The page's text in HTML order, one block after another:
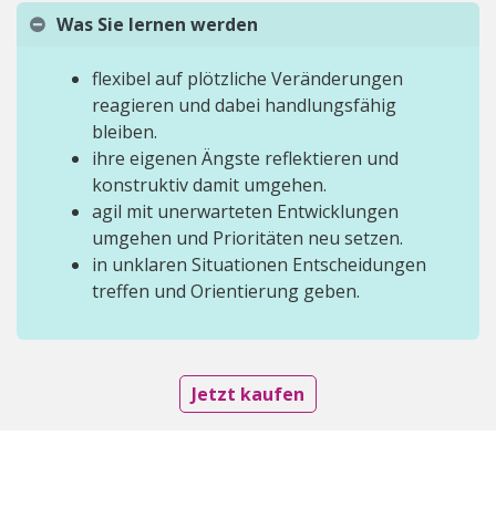
Was Sie lernen werden
flexibel auf plötzliche Veränderungen
reagieren und dabei handlungsfähig
bleiben.
ihre eigenen Ängste reflektieren und
konstruktiv damit umgehen.
agil mit unerwarteten Entwicklungen
umgehen und Prioritäten neu setzen.
in unklaren Situationen Entscheidungen
treffen und Orientierung geben.
Jetzt kaufen